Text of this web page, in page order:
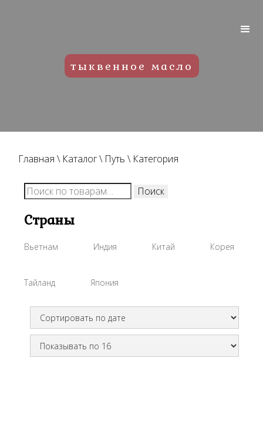
тыквенное масло
Главная \ Каталог\ Путь \ Категория
Искать: Поиск
Страны
Вьетнам Индия Китай Корея
Тайланд Япония